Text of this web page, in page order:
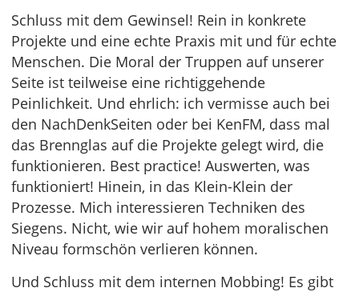
Schluss mit dem Gewinsel! Rein in konkrete
Projekte und eine echte Praxis mit und für echte
Menschen. Die Moral der Truppen auf unserer
Seite ist teilweise eine richtiggehende
Peinlichkeit. Und ehrlich: ich vermisse auch bei
den NachDenkSeiten oder bei KenFM, dass mal
das Brennglas auf die Projekte gelegt wird, die
funktionieren. Best practice! Auswerten, was
funktioniert! Hinein, in das Klein-Klein der
Prozesse. Mich interessieren Techniken des
Siegens. Nicht, wie wir auf hohem moralischen
Niveau formschön verlieren können.
Und Schluss mit dem internen Mobbing! Es gibt